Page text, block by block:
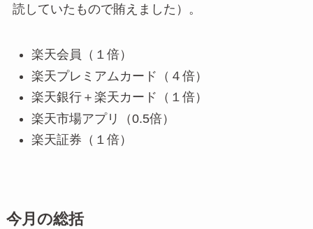
読していたもので賄えました）。
楽天会員（１倍）
楽天プレミアムカード（４倍）
楽天銀行＋楽天カード（１倍）
楽天市場アプリ（0.5倍）
楽天証券（１倍）
今月の総括